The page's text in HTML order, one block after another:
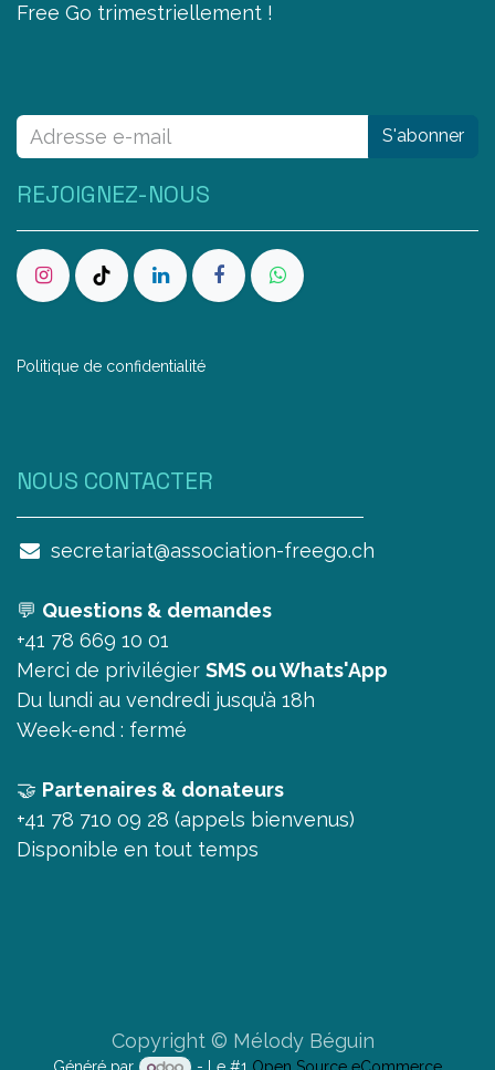
Free Go trimestriellement !
REJOIGNEZ-NOUS
Politique de confidentialité
NOUS CONTAC​TER
secretariat@association-freego.ch
💬 Questions & demandes
+41 78 669 10 01
Merci de privilégier SMS ou Whats'App
Du lundi au vendredi jusqu’à 18h
Week-end : fermé
🤝 Partenaires & donateurs
+41 78 710 09 28 (appels bienvenus)
Disponible en tout temps
S'abonner
Copyright © Mélody Béguin